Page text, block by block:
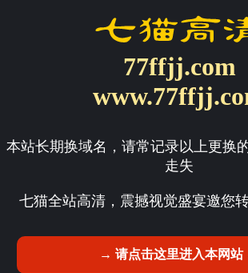
77ffjj.com
本站长期换域名，请常记录以上更换
走失
七猫全站高清，震撼视觉盛宴邀您转
→ 请点击这里进入本网站